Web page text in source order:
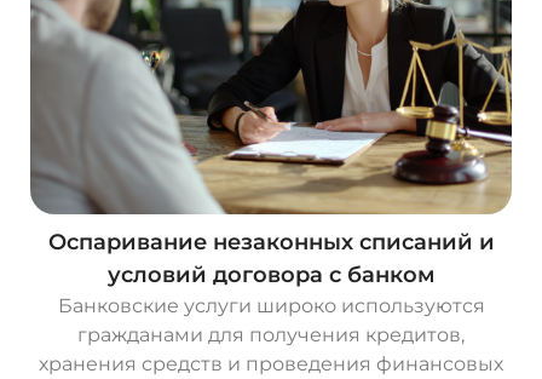
Оспаривание незаконных списаний и
условий договора с банком
Банковские услуги широко используются
гражданами для получения кредитов,
хранения средств и проведения финансовых